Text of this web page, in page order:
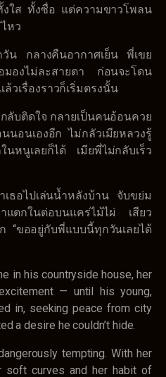
งใส ทั้งซื่อ แต่ความขาวโพลน
หว
วัน กลางคืนอากาศเย็น พี่เขย
องไม่ละสายตา ก่อนจะโดน
วเรื่องราวก็เริ่มตรงนั้น
ลับติดใจ กลายเป็นคนอ้อนควย
อนเองอีก ไม่กลัวเมียหลวงรู้
นหนูเลยก็ได้ เมียพี่ไม่กลับเร็ว
ธอไปเล่นน้ำหลังบ้าน จับขย่ม
ตกในต่อบนแคร่ไม้ไผ่ เสียว
“ขออยู่กับพี่แบบนี้ทุกวันเลยได้
in his countryside house, her
— until his young,
in, seeking peace from city
a desire he couldn’t hide.
tempting. With her
soft curves and her habit of